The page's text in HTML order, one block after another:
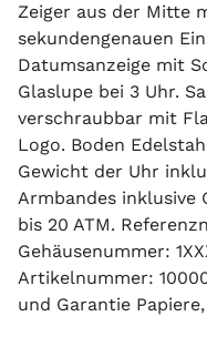
Zeiger aus der Mitte
sekundengenauen
Datumsanzeige mit
Glaslupe bei 3 Uhr.
verschraubbar mit
Logo. Boden
Gewicht der Uhr
Armbandes inklusive
bis 20 ATM.
Gehäusenummer:
Artikelnummer:
und Garantie